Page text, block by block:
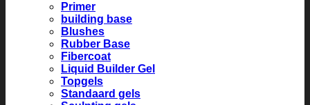
Primer
building base
Blushes
Rubber Base
Fibercoat
Liquid Builder Gel
Topgels
Standaard gels